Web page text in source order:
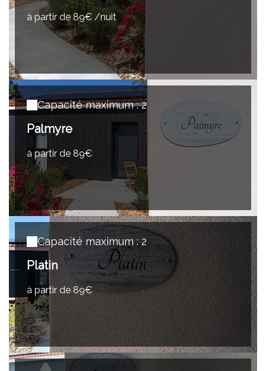
à partir de 89€ /nuit
Capacité maximum : 2
Palmyre
à partir de 89€
Capacité maximum : 2
Platin
à partir de 89€